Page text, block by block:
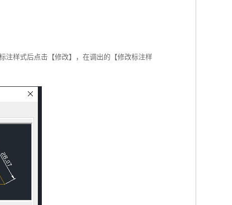
注样式后点击【修改】，在调出的【修改标注样